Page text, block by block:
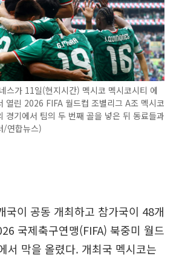
스가 11일(현지시간) 멕시코 멕시코시티 에
열린 2026 FIFA 월드컵 조별리그 A조 멕시코
경기에서 팀의 두 번째 골을 넣은 뒤 동료들과
/연합뉴스)
국이 공동 개최하고 참가국이 48개
국제축구연맹(FIFA) 북중미 월드
서 막을 올렸다. 개최국 멕시코는